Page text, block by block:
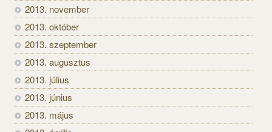
2013. november
2013. október
2013. szeptember
2013. augusztus
2013. július
2013. június
2013. május